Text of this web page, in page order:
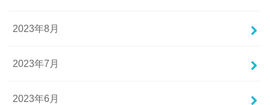
2023年8月
2023年7月
2023年6月